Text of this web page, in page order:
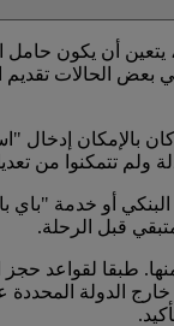
أن يكون
الحالات تقديم
كان بالإمكان
ولم تتمكنوا من
أو خدمة "باي
قبل الرحلة.
طبقا لقواعد حجز
الدولة المحددة